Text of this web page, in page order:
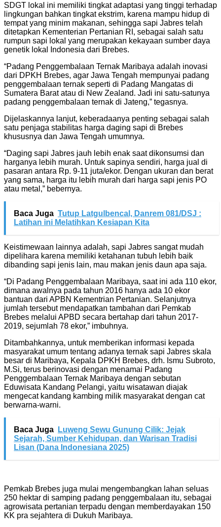
SDGT lokal ini memiliki tingkat adaptasi yang tinggi terhadap
lingkungan bahkan tingkat ekstrim, karena mampu hidup di
tempat yang minim makanan, sehingga sapi Jabres telah
ditetapkan Kementerian Pertanian RI, sebagai salah satu
rumpun sapi lokal yang merupakan kekayaan sumber daya
genetik lokal Indonesia dari Brebes.
“Padang Penggembalaan Ternak Maribaya adalah inovasi
dari DPKH Brebes, agar Jawa Tengah mempunyai padang
penggembalaan ternak seperti di Padang Mangatas di
Sumatera Barat atau di New Zealand. Jadi ini satu-satunya
padang penggembalaan ternak di Jateng,” tegasnya.
Dijelaskannya lanjut, keberadaanya penting sebagai salah
satu penjaga stabilitas harga daging sapi di Brebes
khususnya dan Jawa Tengah umumnya.
“Daging sapi Jabres jauh lebih enak saat dikonsumsi dan
harganya lebih murah. Untuk sapinya sendiri, harga jual di
pasaran antara Rp. 9-11 juta/ekor. Dengan ukuran dan berat
yang sama, harga itu lebih murah dari harga sapi jenis PO
atau metal,” bebernya.
Baca Juga Tutup Latgulbencal, Danrem 081/DSJ :
Latihan ini Melatihkan Kesiapan Kita
Keistimewaan lainnya adalah, sapi Jabres sangat mudah
dipelihara karena memiliki ketahanan tubuh lebih baik
dibanding sapi jenis lain, mau makan jenis daun apa saja.
“Di Padang Penggembalaan Maribaya, saat ini ada 110 ekor,
dimana awalnya pada tahun 2016 hanya ada 10 ekor
bantuan dari APBN Kementrian Pertanian. Selanjutnya
jumlah tersebut mendapatkan tambahan dari Pemkab
Brebes melalui APBD secara bertahap dari tahun 2017-
2019, sejumlah 78 ekor,” imbuhnya.
Ditambahkannya, untuk memberikan informasi kepada
masyarakat umum tentang adanya ternak sapi Jabres skala
besar di Maribaya, Kepala DPKH Brebes, drh. Ismu Subroto,
M.Si, terus berinovasi dengan menamai Padang
Penggembalaan Ternak Maribaya dengan sebutan
Eduwisata Kandang Pelangi, yaitu wisatawan diajak
mengecat kandang kambing milik masyarakat dengan cat
berwarna-warni.
Baca Juga
Luweng Sewu Gunung Cilik: Jejak
Sejarah, Sumber Kehidupan, dan Warisan Tradisi
Lisan (Dana Indonesiana 2025)
Pemkab Brebes juga mulai mengembangkan lahan seluas
250 hektar di samping padang penggembalaan itu, sebagai
agrowisata pertanian terpadu dengan memberdayakan 150
KK pra sejahtera di Dukuh Maribaya.